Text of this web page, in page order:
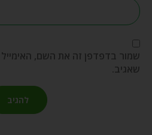
שמור בדפדפן זה את השם,
שאגיב.